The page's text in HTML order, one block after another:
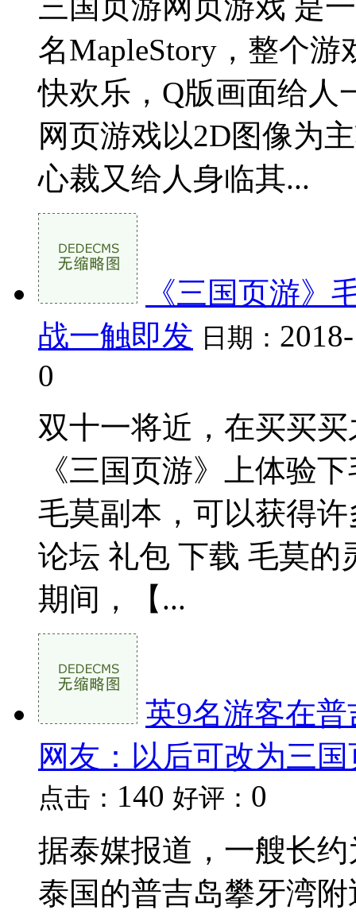
名MapleStory，整个
快欢乐，Q版画面给人
网页游戏以2D图像为
心裁又给人身临其...
《三国页游》
战一触即发 日期：
0
双十一将近，在买买
《三国页游》上体验
毛莫副本，可以获得
论坛 礼包 下载 毛莫的
期间，【...
英9名游客在
网友：以后可改为三
点击： 140 好评： 0
据泰媒报道，一艘长
泰国的普吉岛攀牙湾